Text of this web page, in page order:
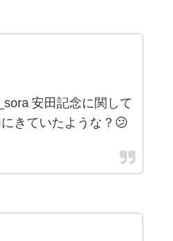
安田記念に関して
きていたような？😕